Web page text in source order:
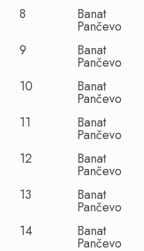
8
Banat
Pančevo
9
Banat
Pančevo
10
Banat
Pančevo
11
Banat
Pančevo
12
Banat
Pančevo
13
Banat
Pančevo
14
Banat
Pančevo